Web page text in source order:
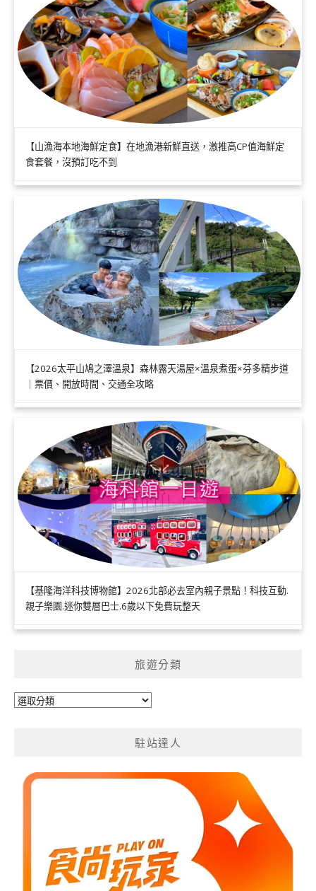
【山漁海本地海鮮定食】在地漁港新鮮直送，激推高CP值海鮮定
食套餐，沒預訂吃不到
【2026太平山鳩之澤溫泉】森林露天湯屋×溫泉煮蛋×芬多精步道
｜票價、開放時間、交通全攻略
【基隆海洋科技博物館】2026北部必去室內親子景點！科技互動.
親子樂園.迷你雙層巴士.6歲以下免費玩整天
旅遊分類
旅
駐站達人